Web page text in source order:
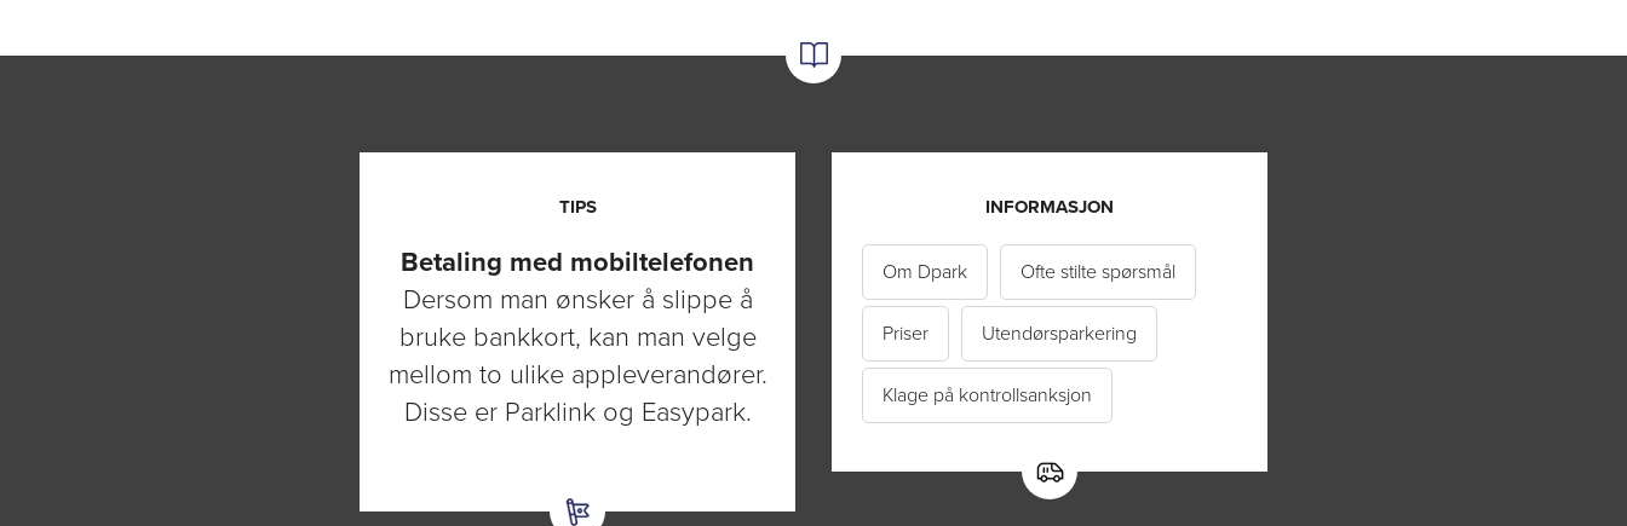
TIPS
Betaling med mobiltelefonen
Dersom man ønsker å slippe å
bruke bankkort, kan man velge
mellom to ulike appleverandører.
Disse er Parklink og Easypark.
INFORMASJON
Om Dpark Ofte stilte spørsmål
Priser Utendørsparkering
Klage på kontrollsanksjon